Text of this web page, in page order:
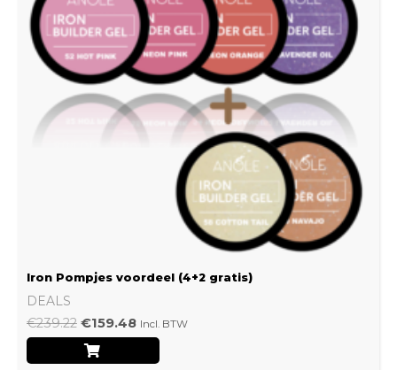
Iron Pompjes voordeel (4+2 gratis)
DEALS
€239.22 €159.48 Incl. BTW